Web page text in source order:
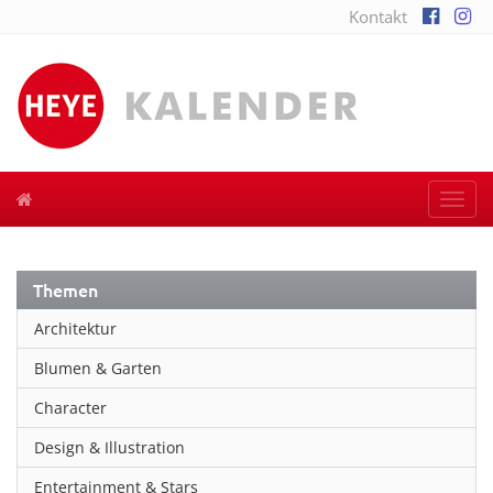
Kontakt
Themen
Architektur
Blumen & Garten
Character
Design & Illustration
Entertainment & Stars